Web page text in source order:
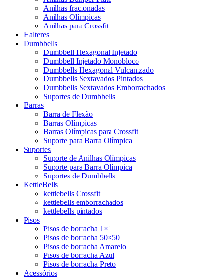
Anilhas fracionadas
Anilhas Olímpicas
Anilhas para Crossfit
Halteres
Dumbbells
Dumbbell Hexagonal Injetado
Dumbbell Injetado Monobloco
Dumbbells Hexagonal Vulcanizado
Dumbbells Sextavados Pintados
Dumbbells Sextavados Emborrachados
Suportes de Dumbbells
Barras
Barra de Flexão
Barras Olímpicas
Barras Olímpicas para Crossfit
Suporte para Barra Olímpica
Suportes
Suporte de Anilhas Olímpicas
Suporte para Barra Olímpica
Suportes de Dumbbells
KettleBells
kettlebells Crossfit
kettlebells emborrachados
kettlebells pintados
Pisos
Pisos de borracha 1×1
Pisos de borracha 50×50
Pisos de borracha Amarelo
Pisos de borracha Azul
Pisos de borracha Preto
Acessórios